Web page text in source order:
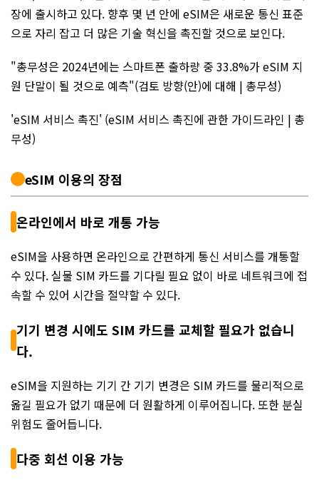
장에 출시하고 있다. 향후 몇 년 안에 eSIM은 새로운 통신 표준
으로 자리 잡고 더 많은 기술 혁신을 촉진할 것으로 보인다.
"총무성은 2024년에는 스마트폰 출하량 중 33.8%가 eSIM 지
원 단말이 될 것으로 예측"(검토 방향(안)에 대해 | 총무성)
'eSIM 서비스 촉진' (eSIM 서비스 촉진에 관한 가이드라인 | 총
무성)
eSIM 이용의 장점
온라인에서 바로 개통 가능
eSIM을 사용하면 온라인으로 간편하게 통신 서비스를 개통할
수 있다. 실물 SIM 카드를 기다릴 필요 없이 바로 네트워크에 접
속할 수 있어 시간을 절약할 수 있다.
기기 변경 시에도 SIM 카드를 교체할 필요가 없습니
다.
eSIM을 지원하는 기기 간 기기 변경은 SIM 카드를 물리적으로
옮길 필요가 없기 때문에 더 원활하게 이루어집니다. 또한 분실
위험도 줄어듭니다.
다중 회선 이용 가능